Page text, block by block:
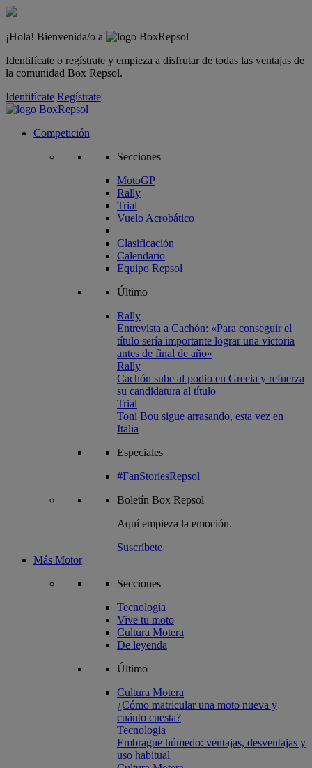
¡Hola! Bienvenida/o a
Identifícate o regístrate y empieza a disfrutar de todas las ventajas de
la comunidad Box Repsol.
Identifícate Regístrate
Competición
Secciones
MotoGP
Rally
Trial
Vuelo Acrobático
Clasificación
Calendario
Equipo Repsol
Último
Rally
Entrevista a Cachón: «Para conseguir el
título sería importante lograr una victoria
antes de final de año»
Rally
Cachón sube al podio en Grecia y refuerza
su candidatura al título
Trial
Toni Bou sigue arrasando, esta vez en
Italia
Especiales
#FanStoriesRepsol
Boletín Box Repsol
Aquí empieza la emoción.
Suscríbete
Más Motor
Secciones
Tecnología
Vive tu moto
Cultura Motera
De leyenda
Último
Cultura Motera
¿Cómo matricular una moto nueva y
cuánto cuesta?
Tecnologia
Embrague húmedo: ventajas, desventajas y
uso habitual